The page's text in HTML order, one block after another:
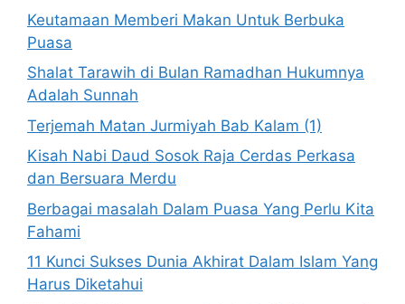
Keutamaan Memberi Makan Untuk Berbuka
Puasa
Shalat Tarawih di Bulan Ramadhan Hukumnya
Adalah Sunnah
Terjemah Matan Jurmiyah Bab Kalam (1)
Kisah Nabi Daud Sosok Raja Cerdas Perkasa
dan Bersuara Merdu
Berbagai masalah Dalam Puasa Yang Perlu Kita
Fahami
11 Kunci Sukses Dunia Akhirat Dalam Islam Yang
Harus Diketahui